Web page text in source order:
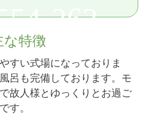
262
な特徴
すい式場になっておりま
呂も完備しております。モ
故人様とゆっくりとお過ご
す。